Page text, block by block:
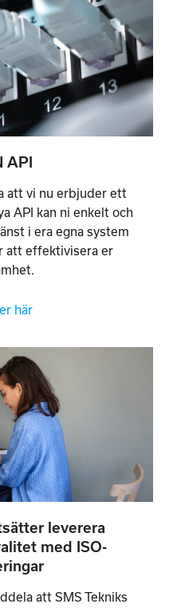
API
att vi nu erbjuder ett
API kan ni enkelt och
i era egna system
att effektivisera er
här
leverera
med ISO-
att SMS Tekniks